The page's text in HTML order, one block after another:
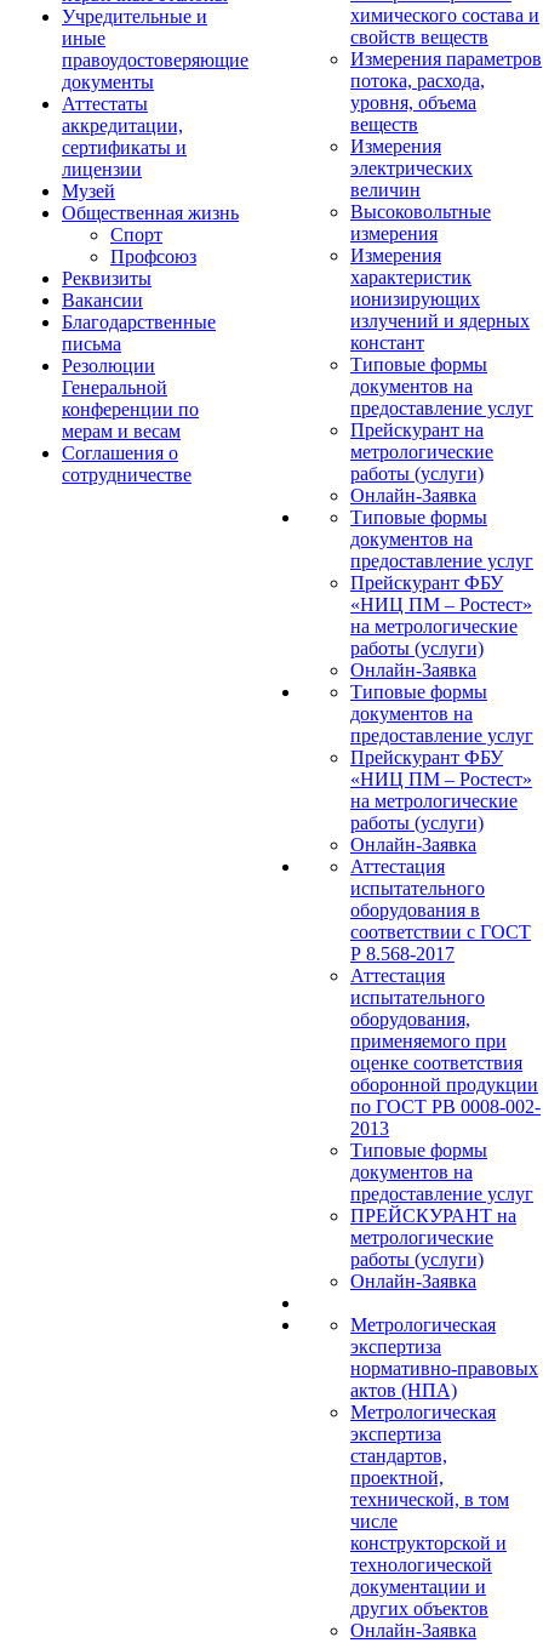
Учредительные и
иные
правоудостоверяющие
документы
Аттестаты
аккредитации,
сертификаты и
лицензии
Музей
Общественная жизнь
Спорт
Профсоюз
Реквизиты
Вакансии
Благодарственные
письма
Резолюции
Генеральной
конференции по
мерам и весам
Соглашения о
сотрудничестве
химического состава и
свойств веществ
Измерения параметров
потока, расхода,
уровня, объема
веществ
Измерения
электрических
величин
Высоковольтные
измерения
Измерения
характеристик
ионизирующих
излучений и ядерных
констант
Типовые формы
документов на
предоставление услуг
Прейскурант на
метрологические
работы (услуги)
Онлайн-Заявка
Типовые формы
документов на
предоставление услуг
Прейскурант ФБУ
«НИЦ ПМ – Ростест»
на метрологические
работы (услуги)
Онлайн-Заявка
Типовые формы
документов на
предоставление услуг
Прейскурант ФБУ
«НИЦ ПМ – Ростест»
на метрологические
работы (услуги)
Онлайн-Заявка
Аттестация
испытательного
оборудования в
соответствии с ГОСТ
Р 8.568-2017
Аттестация
испытательного
оборудования,
применяемого при
оценке соответствия
оборонной продукции
по ГОСТ РВ 0008-002-
2013
Типовые формы
документов на
предоставление услуг
ПРЕЙСКУРАНТ на
метрологические
работы (услуги)
Онлайн-Заявка
Метрологическая
экспертиза
нормативно-правовых
актов (НПА)
Метрологическая
экспертиза
стандартов,
проектной,
технической, в том
числе
конструкторской и
технологической
документации и
других объектов
Онлайн-Заявка